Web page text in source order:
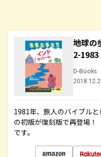
地球の
2-1983
D-Books
1981年、旅人のバイブル
の初版が復刻版で再登場
です。